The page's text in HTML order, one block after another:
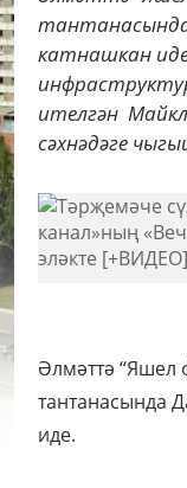
катнашкан
ителгән
сәхнәдәге
Әлмәттә “Яшел
тантанасында
иде.